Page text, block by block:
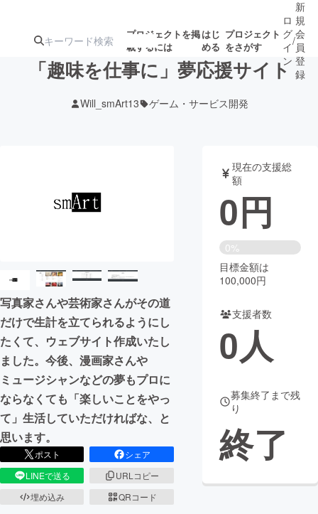
プロジェクトを掲
載するには
はじ
める
プロジェクト
をさがす
アート・写真
ゲーム・サ
映像・映画 書籍・雑誌
ビジネス・起業 チャレンジ
まちづくり・地域活性化
CAMPFIRE for Social Good
CAMPFIRE Creation
CAMPFIREふるさと納税
コミュニティ
ロ
グ
イ
ン
/
新
規
会
員
登
録
「趣味を仕事に」夢応援サイト
Will_smArt13 ゲーム・サービス開発
写真家さんや芸術家さんがその道
だけで生計を立てられるようにし
たくて、ウェブサイト作成いたし
ました。今後、漫画家さんや
ミュージシャンなどの夢もプロに
ならなくても「楽しいことをやっ
て」生活していただければな、と
思います。
ポスト
シェア
LINEで送る
URLコピー
埋め込み
QRコード
現在の支援総
額
0円
0%
目標金額は
100,000円
支援者数
0人
募集終了まで残
り
終了